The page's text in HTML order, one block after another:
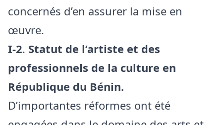
concernés d’en assurer la mise en
œuvre.
I-2. Statut de l’artiste et des
professionnels de la culture en
République du Bénin.
D’importantes réformes ont été